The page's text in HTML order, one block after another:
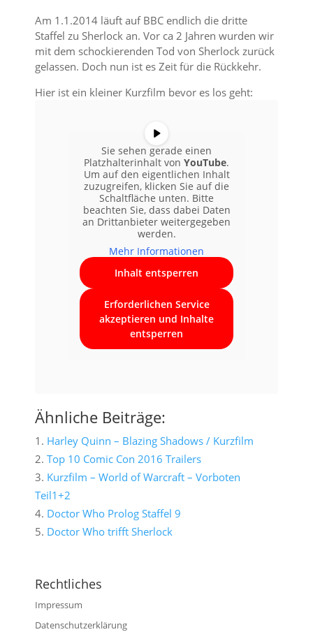
Am 1.1.2014 läuft auf BBC endlich die dritte
Staffel zu Sherlock an. Vor ca 2 Jahren wurden wir
mit dem schockierenden Tod von Sherlock zurück
gelassen. Doch nun ist es Zeit für die Rückkehr.
Hier ist ein kleiner Kurzfilm bevor es los geht:
Sie sehen gerade einen
Platzhalterinhalt von YouTube.
Um auf den eigentlichen Inhalt
zuzugreifen, klicken Sie auf die
Schaltfläche unten. Bitte
beachten Sie, dass dabei Daten
an Drittanbieter weitergegeben
werden.
Mehr Informationen
Inhalt entsperren
Erforderlichen Service
akzeptieren und Inhalte
entsperren
Ähnliche Beiträge:
Harley Quinn – Blazing Shadows / Kurzfilm
Top 10 Comic Con 2016 Trailers
Kurzfilm – World of Warcraft – Vorboten
Teil1+2
Doctor Who Prolog Staffel 9
Doctor Who trifft Sherlock
Rechtliches
Impressum
Datenschutzerklärung